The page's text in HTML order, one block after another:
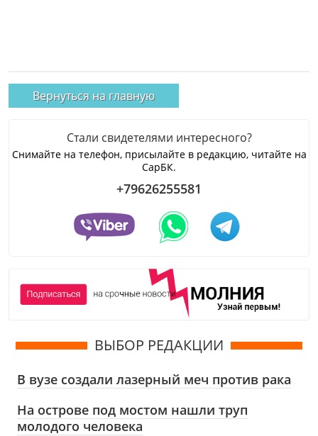
Вернуться на главную
Стали свидетелями интересного?
Снимайте на телефон, присылайте в редакцию, читайте на
СарБК.
+79626255581
ВЫБОР РЕДАКЦИИ
В вузе создали лазерный меч против рака
На острове под мостом нашли труп
молодого человека